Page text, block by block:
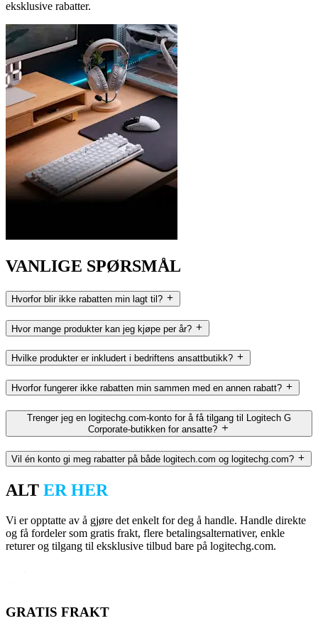
eksklusive rabatter.
VANLIGE SPØRSMÅL
Hvorfor blir ikke rabatten min lagt til?
Hvor mange produkter kan jeg kjøpe per år?
Hvilke produkter er inkludert i bedriftens ansattbutikk?
Hvorfor fungerer ikke rabatten min sammen med en annen rabatt?
Trenger jeg en logitechg.com-konto for å få tilgang til Logitech G
Corporate-butikken for ansatte?
Vil én konto gi meg rabatter på både logitech.com og logitechg.com?
ALT ER HER
Vi er opptatte av å gjøre det enkelt for deg å handle. Handle direkte
og få fordeler som gratis frakt, flere betalingsalternativer, enkle
returer og tilgang til eksklusive tilbud bare på logitechg.com.
GRATIS FRAKT